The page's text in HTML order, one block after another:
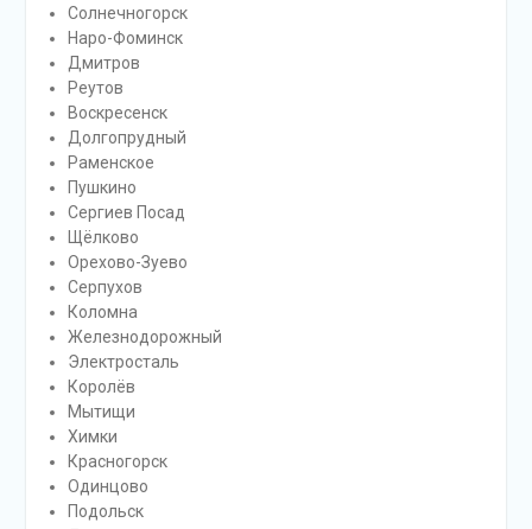
Солнечногорск
Наро-Фоминск
Дмитров
Реутов
Воскресенск
Долгопрудный
Раменское
Пушкино
Сергиев Посад
Щёлково
Орехово-Зуево
Серпухов
Коломна
Железнодорожный
Электросталь
Королёв
Мытищи
Химки
Красногорск
Одинцово
Подольск